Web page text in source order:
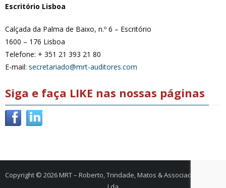
Escritório Lisboa
Calçada da Palma de Baixo, n.º 6 – Escritório
1600 – 176 Lisboa
Telefone: + 351 21 393 21 80
E-mail: secretariado@mrt-auditores.com
Siga e faça LIKE nas nossas páginas
Copyright © 2026MRT – Roberto, Trindade, Matos & Associados, SROC,